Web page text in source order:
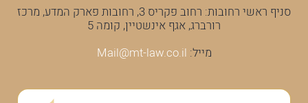
סניף ראשי רחובות: רחוב פקריס 3, רחובות פארק המדע, מרכז
רורברג, אגף אינשטיין, קומה 5
מייל: Mail@mt-law.co.il